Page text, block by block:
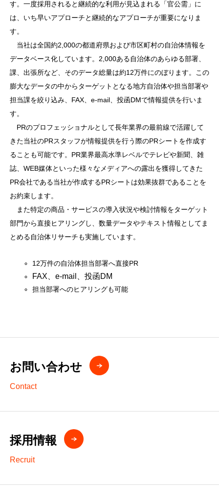
す。一度採用されると継続的な利用が見込まれる「官公需」に
は、いち早いアプローチと継続的なアプローチが重要になりま
す。
当社は全国約2,000の都道府県および市区町村の自治体情報を
データベース化しています。2,000ある自治体のあらゆる部署、
課、出張所など、そのデータ総量は約12万件にのぼります。この
膨大なデータの中からターゲットとなる地方自治体や担当部署や
担当課を絞り込み、FAX、e-mail、投函DMで情報提供を行いま
す。
PRのプロフェッショナルとして長年業界の最前線で活躍して
きた当社のPRスタッフが情報提供を行う際のPRシートを作成す
ることも可能です。PR業界最高水準レベルでテレビや新聞、雑
誌、WEB媒体といった様々なメディアへの露出を獲得してきた
PR会社である当社が作成するPRシートは効果抜群であることを
お約束します。
また特定の商品・サービスの導入状況や検討情報をターゲット
部門から直接ヒアリングし、数量データやテキスト情報としてま
とめる自治体リサーチも実施しています。
12万件の自治体担当部署へ直接PR
FAX、e-mail、投函DM
担当部署へのヒアリングも可能
お問い合わせ
Contact
採用情報
Recruit